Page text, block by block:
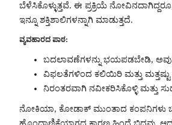
ಬೆಳೆಸಿಕೊಳ್ಳುತ್ತವೆ. ಈ ಪ್ರಕ್ರಿಯೆ
ಇನ್ನೂ ಶಕ್ತಿಶಾಲಿಗಳನ್ನಾಗಿ ಮಾಡುತ್ತದೆ.
ವ್ಯವಹಾರದ ಪಾಠ:
ಬದಲಾವಣೆಗಳನ್ನು ಭಯಪಡಬೇಡಿ,
ವಿಫಲತೆಗಳಿಂದ ಕಲಿಯಿರಿ ಮತ್ತು ಮತ್ತಷ್ಟು
ನಿರಂತರವಾಗಿ ನವೀಕರಿಸಿಕೊಳ್ಳಿ ಮತ್ತು
ನೋಕಿಯಾ, ಕೋಡಾಕ್ ಮುಂತಾದ ಕಂಪನಿಗಳು